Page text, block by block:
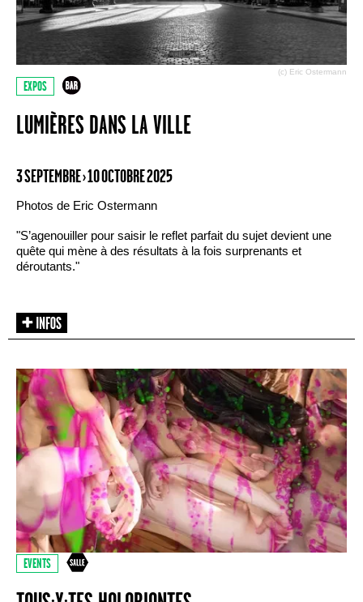
(c) Eric Ostermann
EXPOS
LUMIÈRES DANS LA VILLE
3 SEPTEMBRE › 10 OCTOBRE 2025
Photos de Eric Ostermann
"S’agenouiller pour saisir le reflet parfait du sujet devient une
quête qui mène à des résultats à la fois surprenants et
déroutants."
EVENTS